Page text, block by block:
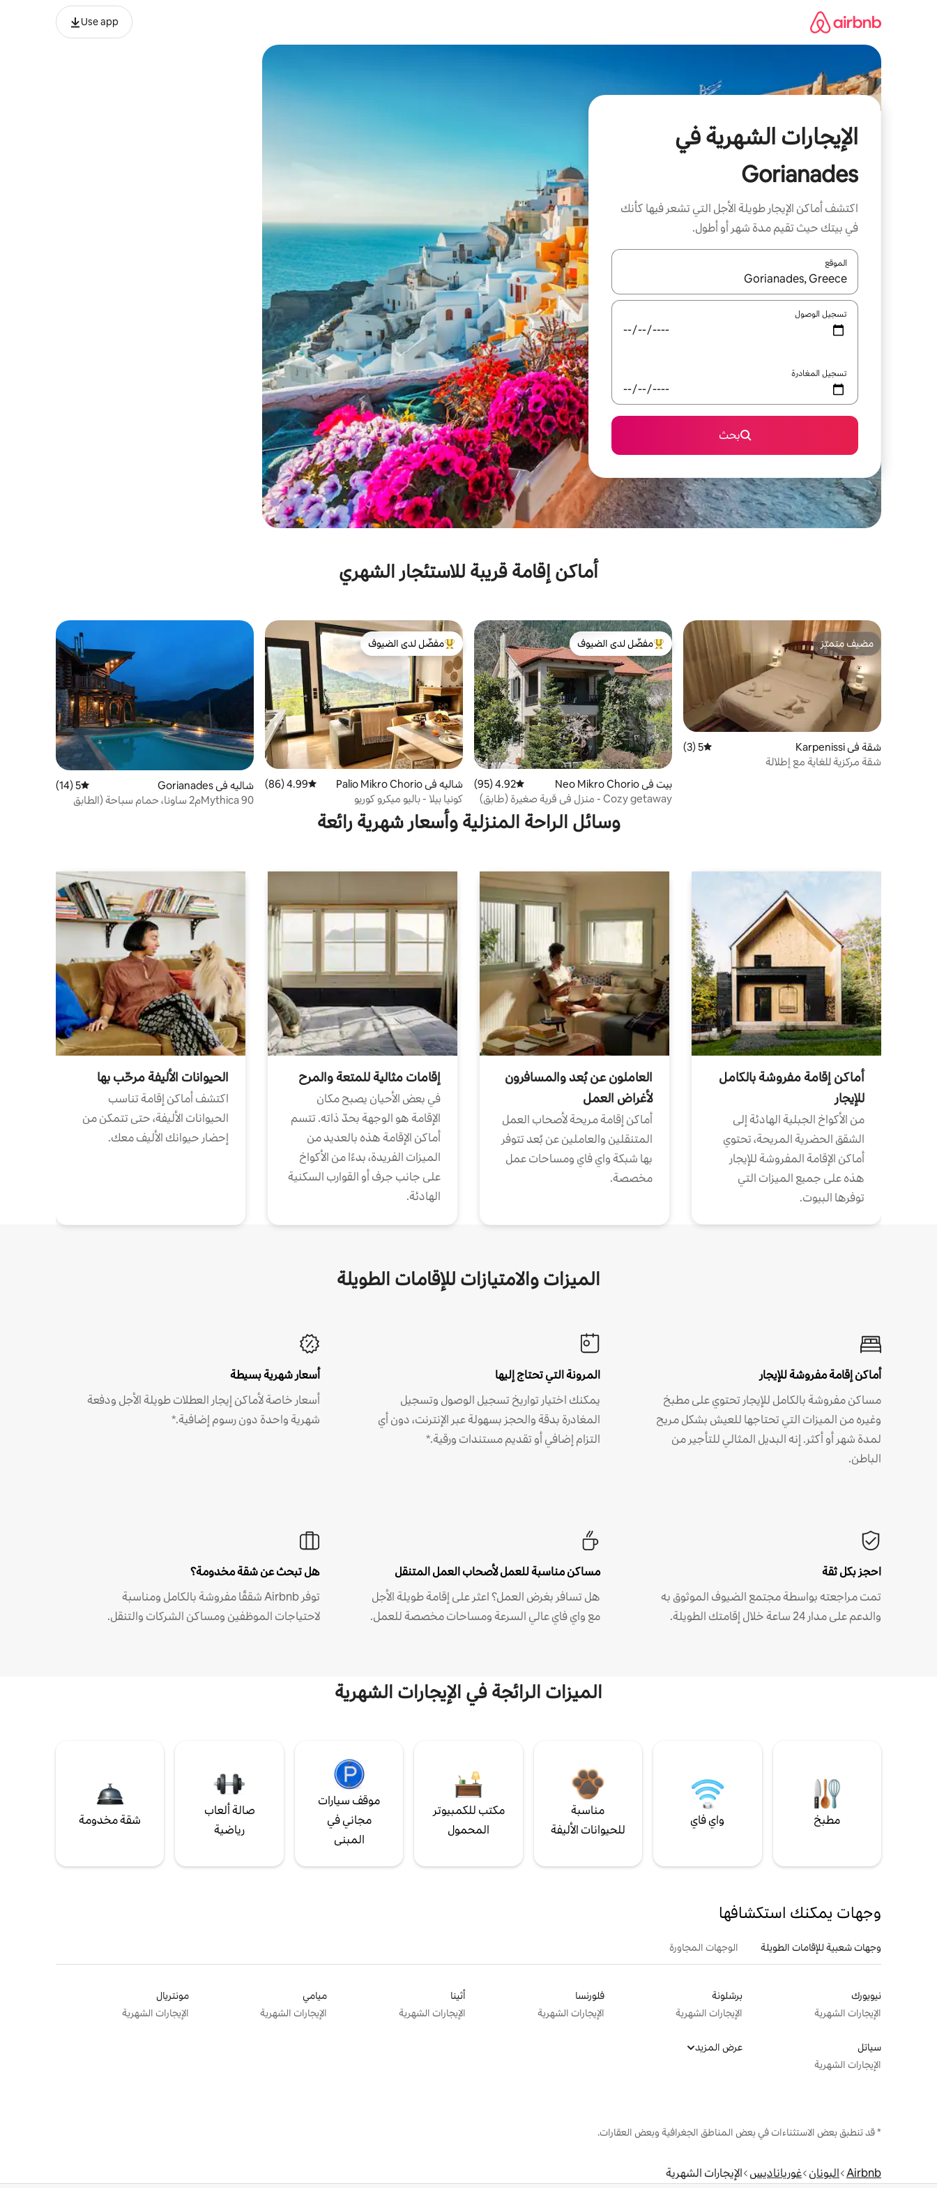
Use app
الإيجارات الشهرية في
Gorianades
اكتشف أماكن الإيجار طويلة الأجل التي تشعر فيها كأنك
في بيتك حيث تقيم مدة شهر أو أطول.
الموقع
عند توفر النتائج، انتقل باستخدام السهمين لأعلى ولأسفل أو استكشف عن طريق اللمس أو السحب.
تسجيل الوصول
تسجيل المغادرة
بحث
أماكن إقامة قريبة للاستئجار الشهري
مضيف متميّز
مضيف متميّز
شقة في Karpenissi متوسط التقييم 5 من 5، 3 مراجعات
5 (3)
شقة مركزية للغاية مع إطلالة
من أبرز البيوت المفضّلة لدى الضيوف
مفضّل لدى الضيوف
بيت في Neo Mikro Chorio متوسط التقييم 4.92 من 5، 95 مراجعات
4.92 (95)
Cozy getaway - منزل في قرية صغيرة (طابق)
من أبرز البيوت المفضّلة لدى الضيوف
مفضّل لدى الضيوف
شاليه في Palio Mikro Chorio متوسط التقييم 4.99 من 5، 86 مراجعات
4.99 (86)
كونيا بيلا - باليو ميكرو كوريو
شاليه في Gorianades متوسط التقييم 5 من 5، 14 مراجعات
5 (14)
Mythica 90م2 ساونا، حمام سباحة (الطابق
وسائل الراحة المنزلية وأسعار شهرية رائعة
أماكن إقامة مفروشة بالكامل
للإيجار
من الأكواخ الجبلية الهادئة إلى
الشقق الحضرية المريحة، تحتوي
أماكن الإقامة المفروشة للإيجار
هذه على جميع الميزات التي
توفرها البيوت.
العاملون عن بُعد والمسافرون
لأغراض العمل
أماكن إقامة مريحة لأصحاب العمل
المتنقلين والعاملين عن بُعد تتوفر
بها شبكة واي فاي ومساحات عمل
مخصصة.
إقامات مثالية للمتعة والمرح
في بعض الأحيان يصبح مكان
الإقامة هو الوجهة بحدّ ذاته. تتسم
أماكن الإقامة هذه بالعديد من
الميزات الفريدة، بدءًا من الأكواخ
على جانب جرف أو القوارب السكنية
الهادئة.
الحيوانات الأليفة مرحّب بها
اكتشف أماكن إقامة تناسب
الحيوانات الأليفة، حتى تتمكن من
إحضار حيوانك الأليف معك.
الميزات والامتيازات للإقامات الطويلة
أماكن إقامة مفروشة للإيجار
مساكن مفروشة بالكامل للإيجار تحتوي على مطبخ
وغيره من الميزات التي تحتاجها للعيش بشكل مريح
لمدة شهر أو أكثر. إنه البديل المثالي للتأجير من
الباطن.
المرونة التي تحتاج إليها
يمكنك اختيار تواريخ تسجيل الوصول وتسجيل
المغادرة بدقة والحجز بسهولة عبر الإنترنت، دون أي
التزام إضافي أو تقديم مستندات ورقية.*
أسعار شهرية بسيطة
أسعار خاصة لأماكن إيجار العطلات طويلة الأجل ودفعة
شهرية واحدة دون رسوم إضافية.*
احجز بكل ثقة
تمت مراجعته بواسطة مجتمع الضيوف الموثوق به
والدعم على مدار 24 ساعة خلال إقامتك الطويلة.
مساكن مناسبة للعمل لأصحاب العمل المتنقل
هل تسافر بغرض العمل؟ اعثر على إقامة طويلة الأجل
مع واي فاي عالي السرعة ومساحات مخصصة للعمل.
هل تبحث عن شقة مخدومة؟
توفر Airbnb شققًا مفروشة بالكامل ومناسبة
لاحتياجات الموظفين ومساكن الشركات والتنقل.
الميزات الرائجة في الإيجارات الشهرية
مطبخ واي فاي
مناسبة
للحيوانات الأليفة
مكتب للكمبيوتر
المحمول
موقف سيارات
مجاني في
المبنى
صالة ألعاب
رياضية
شقة مخدومة
وجهات يمكنك استكشافها
وجهات شعبية للإقامات الطويلة الوجهات المجاورة
نيويورك
الإيجارات الشهرية
برشلونة
الإيجارات الشهرية
فلورنسا
الإيجارات الشهرية
أثينا
الإيجارات الشهرية
ميامي
الإيجارات الشهرية
مونتريال
الإيجارات الشهرية
سياتل
الإيجارات الشهرية
عرض المزيد
* قد تنطبق بعض الاستثناءات في بعض المناطق الجغرافية وبعض العقارات.
Airbnb اليونان غورياناديس الإيجارات الشهرية